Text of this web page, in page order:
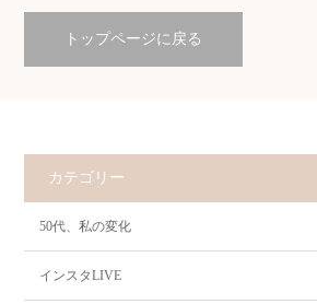
トップページに戻る
カテゴリー
50代、私の変化
インスタLIVE